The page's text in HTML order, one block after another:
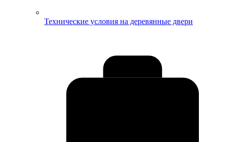
Технические условия на деревянные двери